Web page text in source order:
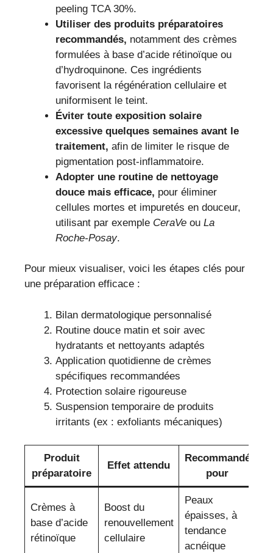
peeling TCA 30%.
Utiliser des produits préparatoires
recommandés, notamment des crèmes
formulées à base d’acide rétinoïque ou
d’hydroquinone. Ces ingrédients
favorisent la régénération cellulaire et
uniformisent le teint.
Éviter toute exposition solaire
excessive quelques semaines avant le
traitement, afin de limiter le risque de
pigmentation post-inflammatoire.
Adopter une routine de nettoyage
douce mais efficace, pour éliminer
cellules mortes et impuretés en douceur,
utilisant par exemple CeraVe ou La
Roche-Posay.
Pour mieux visualiser, voici les étapes clés pour
une préparation efficace :
Bilan dermatologique personnalisé
Routine douce matin et soir avec
hydratants et nettoyants adaptés
Application quotidienne de crèmes
spécifiques recommandées
Protection solaire rigoureuse
Suspension temporaire de produits
irritants (ex : exfoliants mécaniques)
Produit
préparatoire
Effet attendu
Recommandé
pour
Crèmes à
base d’acide
rétinoïque
Boost du
renouvellement
cellulaire
Peaux
épaisses, à
tendance
acnéique